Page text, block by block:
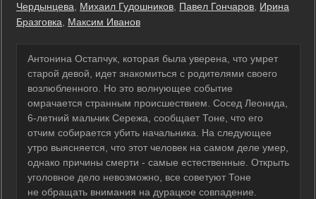
Чердынцева
Михаил Гудошников Павел Гончаров Ирина
Бразговка
Максим Иванов
Антонина Остапчук, которая была уверена, что умрет
старой девой, идет знакомиться с родителями своего
возлюбленного. Но это волнующее событие
омрачается странным происшествием. Сосед Леонида,
6-летний мальчик Сережа, сообщает Тоне, что его
отчим собирается убить начальника. На следующее
утро выясняется, что этот человек на самом деле умер,
однако причины смерти - самые естественные. Открыть
уголовное дело невозможно, все советуют Тоне
не обращать внимания на дурацкое совпадение.